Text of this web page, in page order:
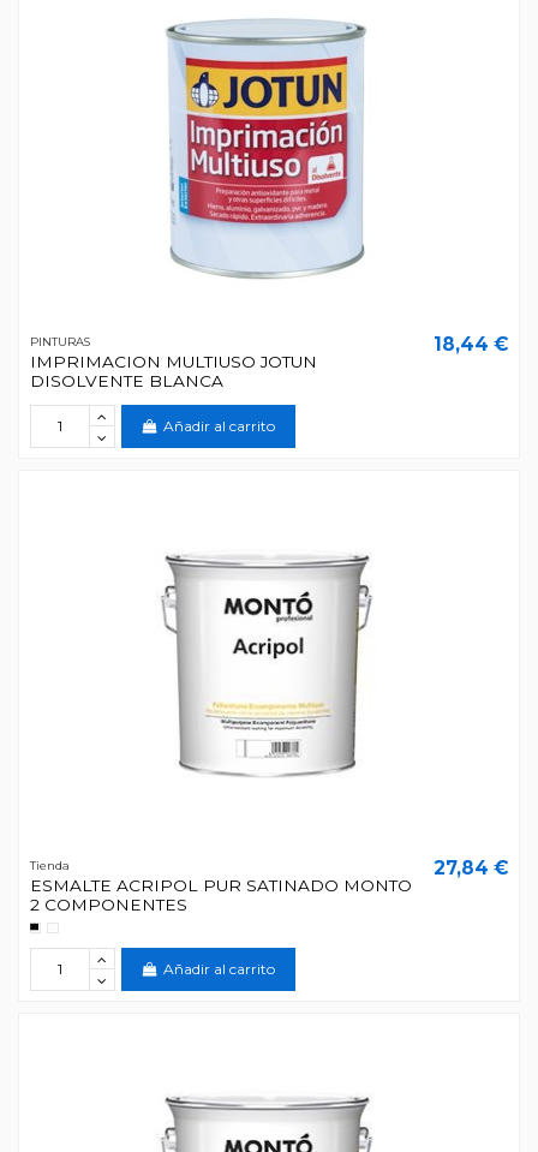
PINTURAS
IMPRIMACION MULTIUSO JOTUN
DISOLVENTE BLANCA
18,44 €
Añadir al carrito
Tienda
ESMALTE ACRIPOL PUR SATINADO MONTO
2 COMPONENTES
27,84 €
Añadir al carrito